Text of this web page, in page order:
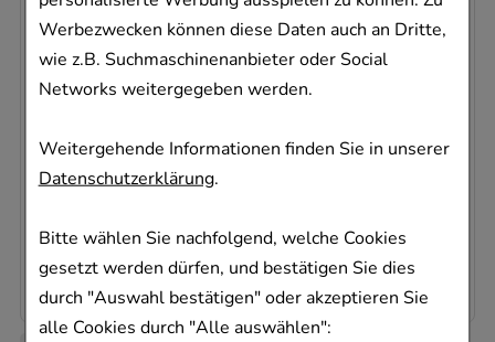
Werbezwecken können diese Daten auch an Dritte,
wie z.B. Suchmaschinenanbieter oder Social
Networks weitergegeben werden.
Weitergehende Informationen finden Sie in unserer
Datenschutzerklärung.
Bitte wählen Sie nachfolgend, welche Cookies
gesetzt werden dürfen, und bestätigen Sie dies
durch "Auswahl bestätigen" oder akzeptieren Sie
alle Cookies durch "Alle auswählen":
SOLVALINE N Kompressen 5x5 cm unsteril
Lohmann & Rauscher GmbH & Co.KG
Kompressen
07593285
51,04 €¹
0,26 € pro 1 Stk